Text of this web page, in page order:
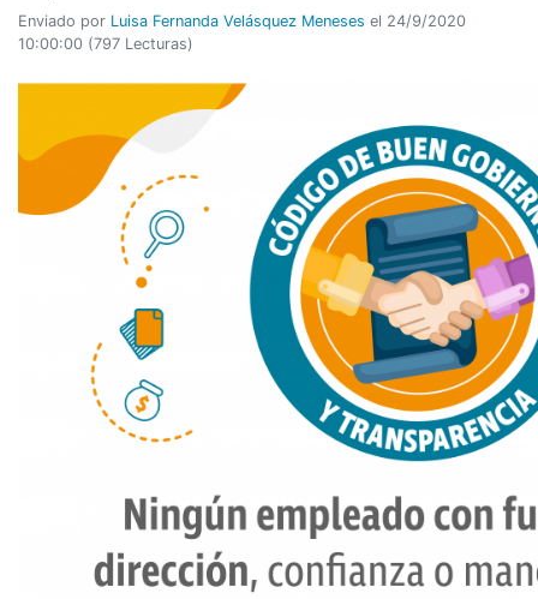
Enviado por Luisa Fernanda Velásquez Meneses el 24/9/2020
10:00:00 (797 Lecturas)